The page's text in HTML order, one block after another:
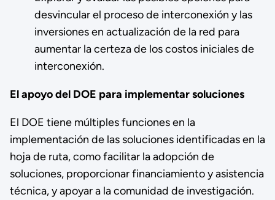
desvincular el proceso de interconexión y las
inversiones en actualización de la red para
aumentar la certeza de los costos iniciales de
interconexión.
El apoyo del DOE para implementar soluciones
El DOE tiene múltiples funciones en la
implementación de las soluciones identificadas en la
hoja de ruta, como facilitar la adopción de
soluciones, proporcionar financiamiento y asistencia
técnica, y apoyar a la comunidad de investigación.